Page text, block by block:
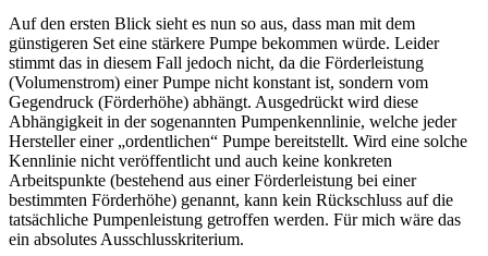
Auf den ersten Blick sieht es nun so aus, dass man mit dem
günstigeren Set eine stärkere Pumpe bekommen würde. Leider
stimmt das in diesem Fall jedoch nicht, da die Förderleistung
(Volumenstrom) einer Pumpe nicht konstant ist, sondern vom
Gegendruck (Förderhöhe) abhängt. Ausgedrückt wird diese
Abhängigkeit in der sogenannten Pumpenkennlinie, welche jeder
Hersteller einer „ordentlichen“ Pumpe bereitstellt. Wird eine solche
Kennlinie nicht veröffentlicht und auch keine konkreten
Arbeitspunkte (bestehend aus einer Förderleistung bei einer
bestimmten Förderhöhe) genannt, kann kein Rückschluss auf die
tatsächliche Pumpenleistung getroffen werden. Für mich wäre das
ein absolutes Ausschlusskriterium.